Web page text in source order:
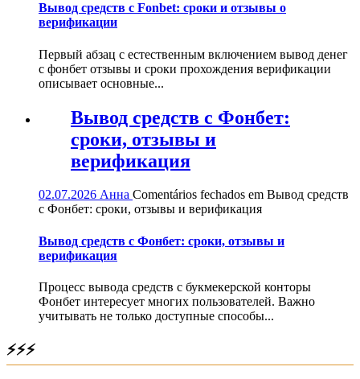
Вывод средств с Fonbet: сроки и отзывы о
верификации
Первый абзац с естественным включением вывод денег
с фонбет отзывы и сроки прохождения верификации
описывает основные...
Вывод средств с Фонбет:
сроки, отзывы и
верификация
02.07.2026 Анна Comentários fechados em Вывод средств
с Фонбет: сроки, отзывы и верификация
Вывод средств с Фонбет: сроки, отзывы и
верификация
Процесс вывода средств с букмекерской конторы
Фонбет интересует многих пользователей. Важно
учитывать не только доступные способы...
⚡⚡⚡